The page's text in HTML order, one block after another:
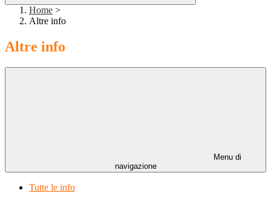
Home >
Altre info
Altre info
Menu di
navigazione
Tutte le info